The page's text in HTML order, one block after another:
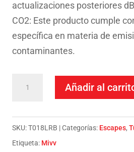
actualizaciones posteriores
CO2: Este producto cumple
específica en materia de
contaminantes.
On
Speed
Añadir al
SKU:T018LRB Categorías: Escapes,
Etiqueta: Mivv